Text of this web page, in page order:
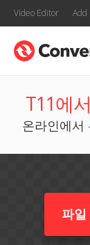
Video Editor Add
T11에
온라인에서
파일